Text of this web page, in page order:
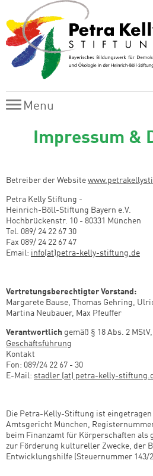
Skip to main content
MenuMenu
Impressum &
Betreiber der Website
Petra Kelly Stiftung -
Heinrich-Böll-Stiftung Bayern e.V.
Hochbrückenstr. 10 - 80331 München
Tel. 089/ 24 22 67 30
Fax 089/ 24 22 67 47
Email: info(at)petra-kelly-stiftung.de
Vertretungsberechtigter Vorstand:
Margarete Bause, Thomas Gehring,
Martina Neubauer, Max Pfeuffer
Verantwortlich gemäß § 18 Abs. 2 MStV,
Geschäftsführung
Kontakt
Fon: 089/24 22 67 - 30
E-Mail: stadler (at) petra-kelly-
Die Petra-Kelly-Stiftung ist
Amtsgericht München,
beim Finanzamt für Körperschaften als
zur Förderung kultureller Zwecke, der
Entwicklungshilfe (Steuernummer 143/